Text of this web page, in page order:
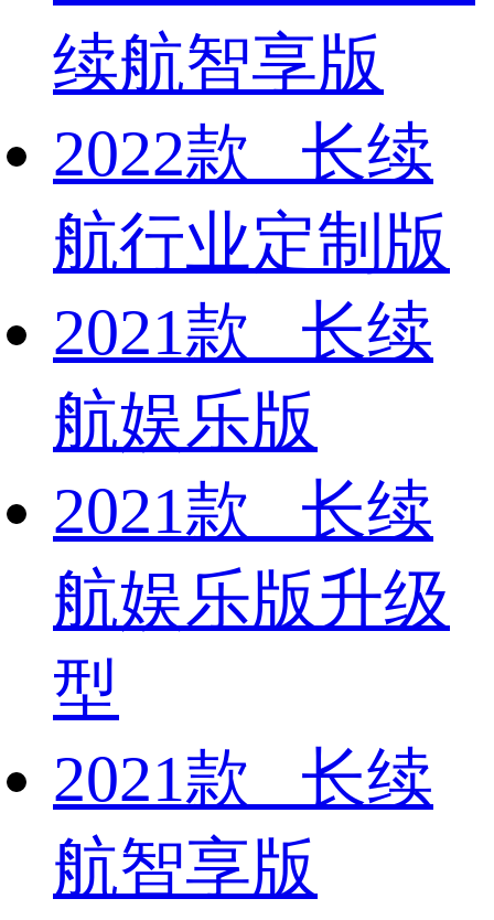
续航智享版
2022款 长续
航行业定制版
2021款 长续
航娱乐版
2021款 长续
航娱乐版升级
型
2021款 长续
航智享版